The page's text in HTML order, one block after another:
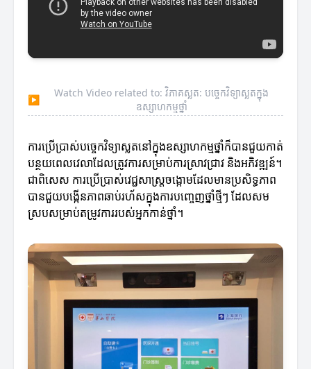
▶
Watch Video related to: វិភាគស្លត: បច្ចេកវិទ្យាស្លតក្នុង
ឧស្សាហកម្មថ្នាំ
ការប្រើប្រាស់បច្ចេកវិទ្យាស្លតនៅក្នុងឧស្សាហកម្មថ្នាំក៏បានជួយកាត់
បន្ថយពេលវេលាដែលត្រូវការសម្រាប់ការស្រាវជ្រាវ និងអភិវឌ្ឍន៍។
ជាពិសេស ការប្រើប្រាស់វេជ្ជសាស្ត្រចង្កោមដែលមានប្រសិទ្ធភាព
បានជួយបង្កើនភាពឆាប់រហ័សក្នុងការបញ្ចេញថ្នាំថ្មីៗ ដែលសម
ស្របសម្រាប់តម្រូវការរបស់អ្នកកាន់ថ្នាំ។